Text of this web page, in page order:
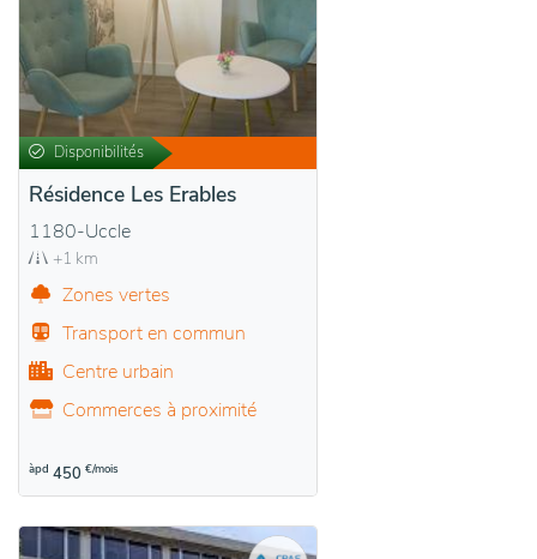
Disponibilités
Résidence Les Erables
1180-Uccle
+1 km
Zones vertes
Transport en commun
Centre urbain
Commerces à proximité
àpd 450 €/mois